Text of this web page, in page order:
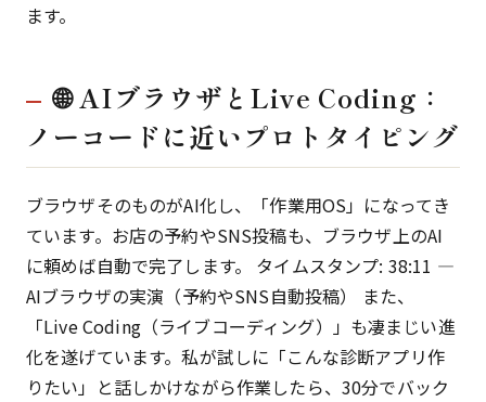
ます。
🌐 AIブラウザとLive Coding：
ノーコードに近いプロトタイピング
ブラウザそのものがAI化し、「作業用OS」になってき
ています。お店の予約やSNS投稿も、ブラウザ上のAI
に頼めば自動で完了します。 タイムスタンプ: 38:11 —
AIブラウザの実演（予約やSNS自動投稿） また、
「Live Coding（ライブコーディング）」も凄まじい進
化を遂げています。私が試しに「こんな診断アプリ作
りたい」と話しかけながら作業したら、30分でバック